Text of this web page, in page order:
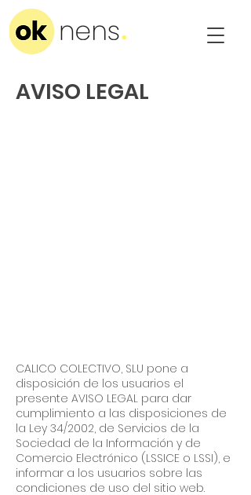
AVISO LEGAL
CALICO COLECTIVO, SLU pone a
disposición de los usuarios el
presente AVISO LEGAL para dar
cumplimiento a las disposiciones de
la Ley 34/2002, de Servicios de la
Sociedad de la Información y de
Comercio Electrónico (LSSICE o LSSI), e
informar a los usuarios sobre las
condiciones de uso del sitio web.